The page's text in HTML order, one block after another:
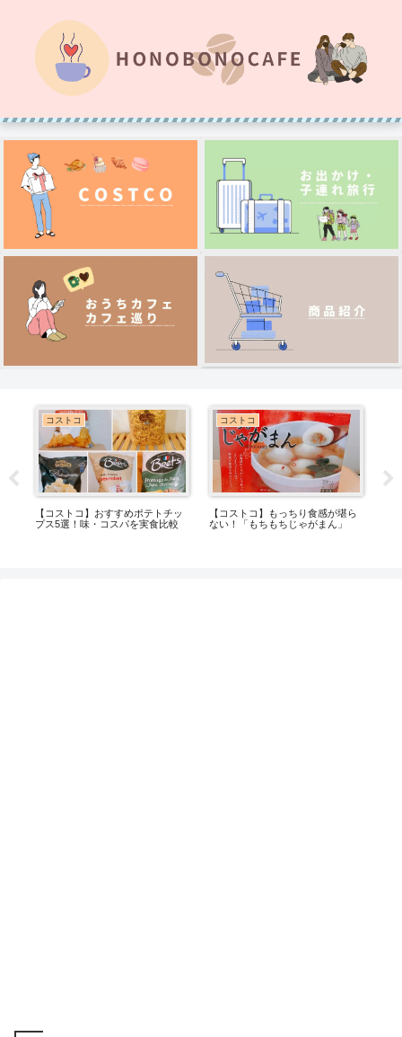
コストコ
【コストコ】シナモンシュガーた
っぷりのミニフープス！
コストコ
【コストコ】ごろっと具材の入っ
た食欲そそる本格スープカレー！